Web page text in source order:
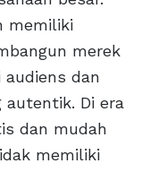
memiliki
merek
dan
autentik. Di era
dan mudah
memiliki